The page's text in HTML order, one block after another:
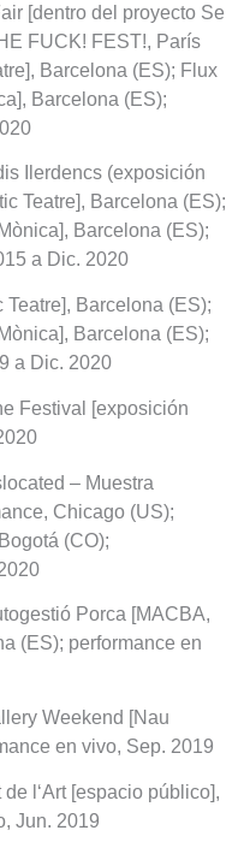
[dentro del proyecto Se
FUCK! FEST!, París
Barcelona (ES); Flux
Barcelona (ES);
Ilerdencs (exposición
Teatre], Barcelona (ES);
Barcelona (ES);
a Dic. 2020
Barcelona (ES);
Barcelona (ES);
a Dic. 2020
Festival [exposición
– Muestra
Chicago (US);
(CO);
Porca [MACBA,
(ES); performance en
Weekend [Nau
en vivo, Sep. 2019
l‘Art [espacio público],
Jun. 2019